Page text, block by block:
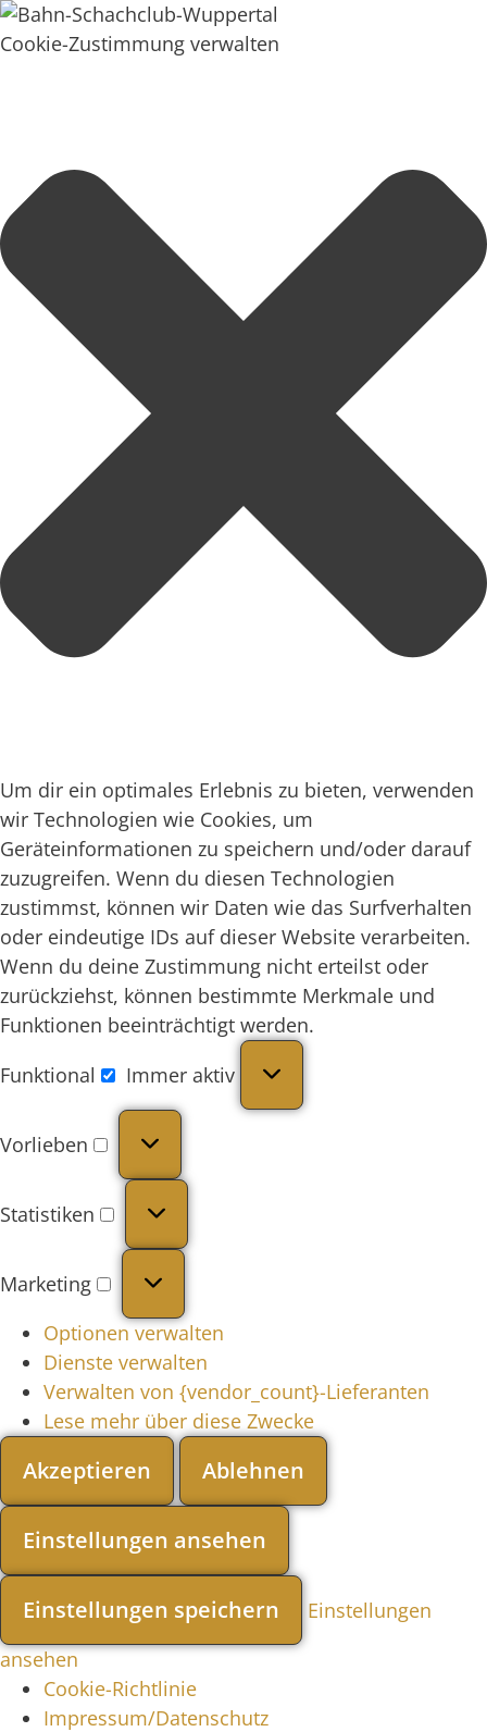
Cookie-Zustimmung verwalten
Um dir ein optimales Erlebnis zu bieten, verwenden
wir Technologien wie Cookies, um
Geräteinformationen zu speichern und/oder darauf
zuzugreifen. Wenn du diesen Technologien
zustimmst, können wir Daten wie das Surfverhalten
oder eindeutige IDs auf dieser Website verarbeiten.
Wenn du deine Zustimmung nicht erteilst oder
zurückziehst, können bestimmte Merkmale und
Funktionen beeinträchtigt werden.
Funktional
Immer aktiv
Vorlieben
Statistiken
Marketing
Optionen verwalten
Dienste verwalten
Verwalten von {vendor_count}-Lieferanten
Lese mehr über diese Zwecke
Akzeptieren Ablehnen
Einstellungen ansehen
Einstellungen speichern
Einstellungen
ansehen
Cookie-Richtlinie
Impressum/Datenschutz